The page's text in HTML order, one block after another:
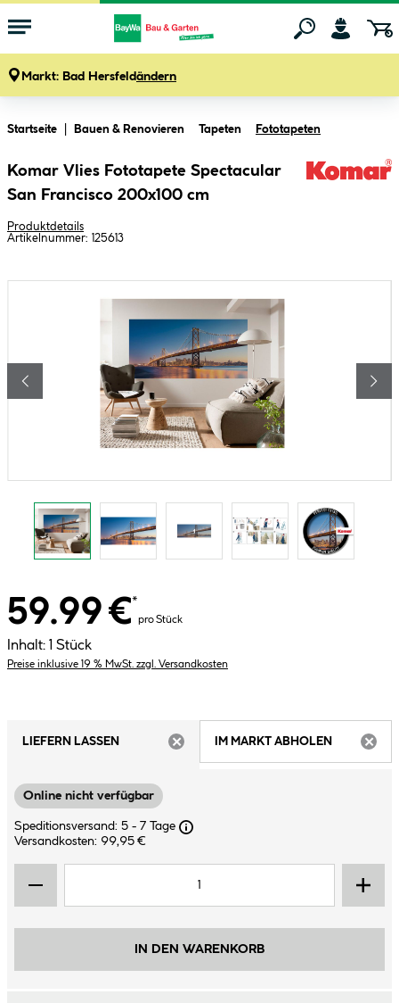
Markt: Bad Hersfeldändern
Startseite Bauen & Renovieren Tapeten Fototapeten
Komar Vlies Fototapete Spectacular
San Francisco 200x100 cm
Produktdetails
Artikelnummer: 125613
59.99 €*
pro Stück
Inhalt: 1 Stück
Preise inklusive 19 % MwSt. zzgl. Versandkosten
LIEFERN LASSEN
IM MARKT ABHOLEN
Online nicht verfügbar
Speditionsversand: 5 - 7 Tage
Versandkosten: 99,95 €
IN DEN WARENKORB